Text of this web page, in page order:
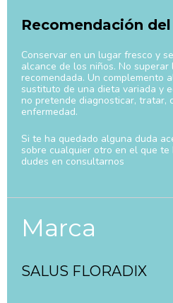
Recomendación
Conservar en un lugar fresco y
alcance de los niños. No superar
recomendada. Un complemento
sustituto de una dieta variada y
no pretende diagnosticar, tratar,
enfermedad.
Si te ha quedado alguna duda
sobre cualquier otro en el que te
dudes en consultarnos
Marca
SALUS FLORADIX